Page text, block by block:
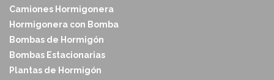
Camiones Hormigonera
Hormigonera con Bomba
Bombas de Hormigón
Bombas Estacionarias
Plantas de Hormigón